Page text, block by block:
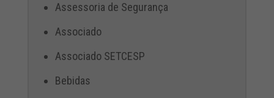
Assessoria de Segurança
Associado
Associado SETCESP
Bebidas